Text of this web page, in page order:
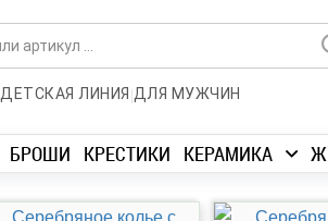
ДЕТСКАЯ ЛИНИЯ |ДЛЯ МУЖЧИН
БРОШИ КРЕСТИКИ КЕРАМИКА